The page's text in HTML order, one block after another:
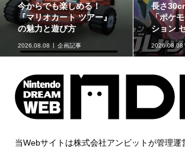
今からでも楽しめる！
『マリオカート ツアー』
の魅力と遊び方
2026.08.08 企画記事
長さ
「ポケ
ション
2026.08.08
当Webサイトは株式会社アンビットが管理運